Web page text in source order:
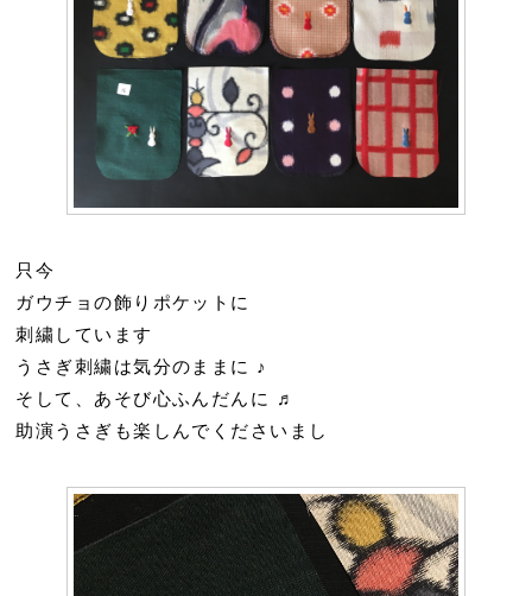
只今
ガウチョの飾りポケットに
刺繍しています
うさぎ刺繍は気分のままに ♪
そして、あそび心ふんだんに ♬
助演うさぎも楽しんでくださいまし